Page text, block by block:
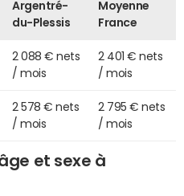
Argentré-
du-Plessis
Moyenne
France
2 088 € nets
/ mois
2 401 € nets
/ mois
2 578 € nets
/ mois
2 795 € nets
/ mois
et sexe à